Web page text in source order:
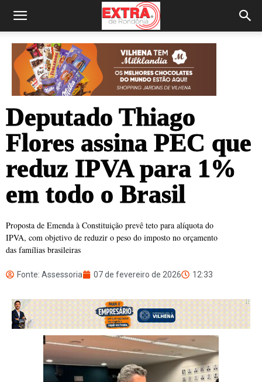
Deputado Thiago
Flores assina PEC que
reduz IPVA para 1%
em todo o Brasil
Proposta de Emenda à Constituição prevê teto para alíquota do
IPVA, com objetivo de reduzir o peso do imposto no orçamento
das famílias brasileiras
Fonte: Assessoria 07 de fevereiro de 2026 12:33